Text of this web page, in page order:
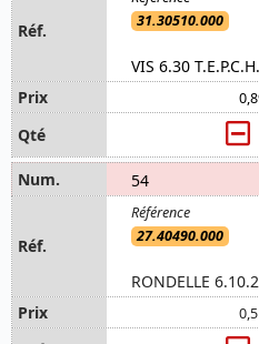
31.30510.000
VIS 6.30
54
27.40490.000
RONDELLE